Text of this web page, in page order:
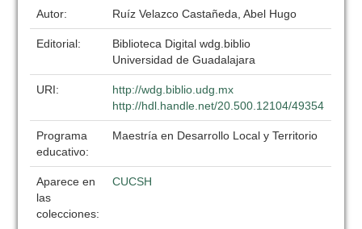
Autor: Ruíz Velazco Castañeda, Abel Hugo
Editorial:
Biblioteca Digital wdg.biblio
Universidad de Guadalajara
URI:
http://wdg.biblio.udg.mx
http://hdl.handle.net/20.500.12104/49354
Programa
educativo:
Maestría en Desarrollo Local y Territorio
Aparece en
las
colecciones:
CUCSH